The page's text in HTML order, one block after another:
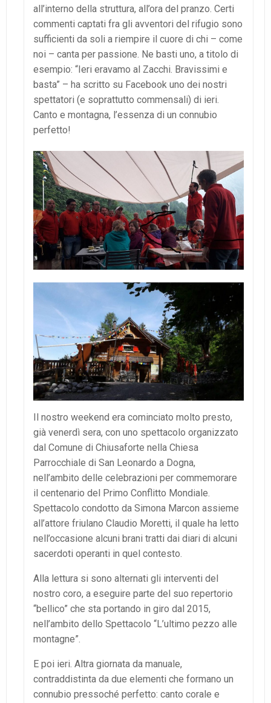
all’interno della struttura, all’ora del pranzo. Certi
commenti captati fra gli avventori del rifugio sono
sufficienti da soli a riempire il cuore di chi – come
noi – canta per passione. Ne basti uno, a titolo di
esempio: “Ieri eravamo al Zacchi. Bravissimi e
basta” – ha scritto su Facebook uno dei nostri
spettatori (e soprattutto commensali) di ieri.
Canto e montagna, l’essenza di un connubio
perfetto!
Il nostro weekend era cominciato molto presto,
già venerdì sera, con uno spettacolo organizzato
dal Comune di Chiusaforte nella Chiesa
Parrocchiale di San Leonardo a Dogna,
nell’ambito delle celebrazioni per commemorare
il centenario del Primo Conflitto Mondiale.
Spettacolo condotto da Simona Marcon assieme
all’attore friulano Claudio Moretti, il quale ha letto
nell’occasione alcuni brani tratti dai diari di alcuni
sacerdoti operanti in quel contesto.
Alla lettura si sono alternati gli interventi del
nostro coro, a eseguire parte del suo repertorio
“bellico” che sta portando in giro dal 2015,
nell’ambito dello Spettacolo “L’ultimo pezzo alle
montagne”.
E poi ieri. Altra giornata da manuale,
contraddistinta da due elementi che formano un
connubio pressoché perfetto: canto corale e